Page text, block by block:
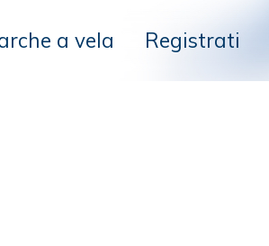
a vela Registrati